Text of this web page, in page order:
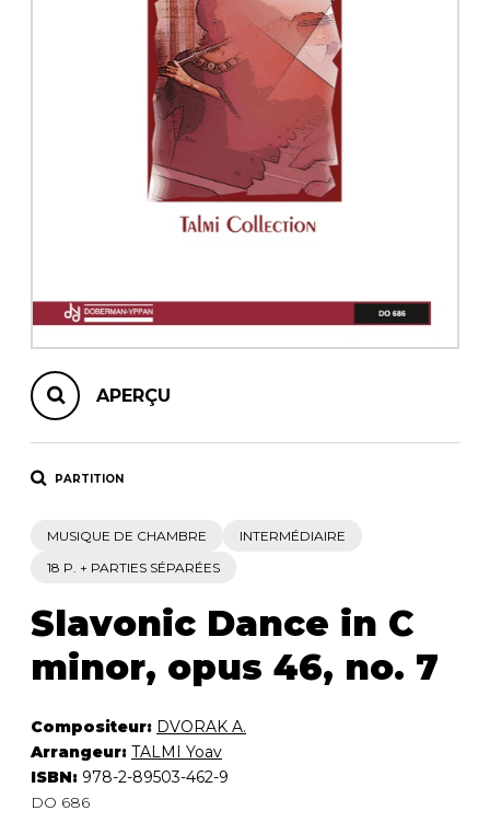
AUTRES PRODUITS
APERÇU
PARTITION
MUSIQUE DE CHAMBRE
INTERMÉDIAIRE
18 P. + PARTIES SÉPARÉES
Slavonic Dance in C
minor, opus 46, no. 7
Compositeur: DVORAK A.
Arrangeur: TALMI Yoav
ISBN: 978-2-89503-462-9
DO 686